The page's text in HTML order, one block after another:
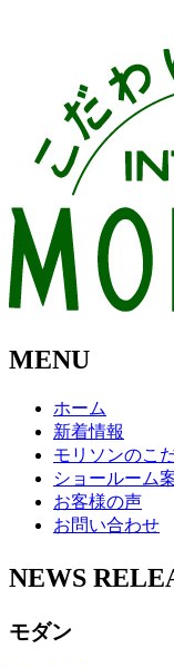
MENU
ホーム
新着情報
モリソンのこ
ショールーム
お客様の声
お問い合わせ
NEWS
モダン